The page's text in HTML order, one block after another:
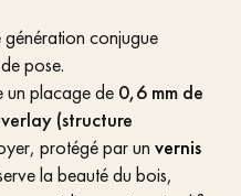
conjugue
pose.
un placage de 0,6 mm de
(structure
protégé par un vernis
la beauté du bois,